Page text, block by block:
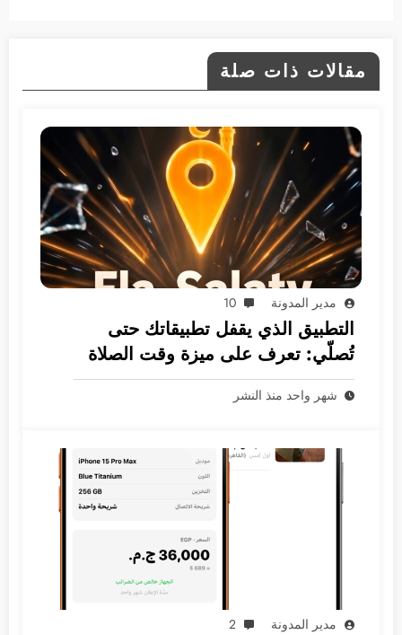
مقالات ذات صلة
مدير المدونة 10
التطبيق الذي يقفل تطبيقاتك حتى
تُصلّي: تعرف على ميزة وقت الصلاة
الثورية
شهر واحد منذ النشر
مدير المدونة 2